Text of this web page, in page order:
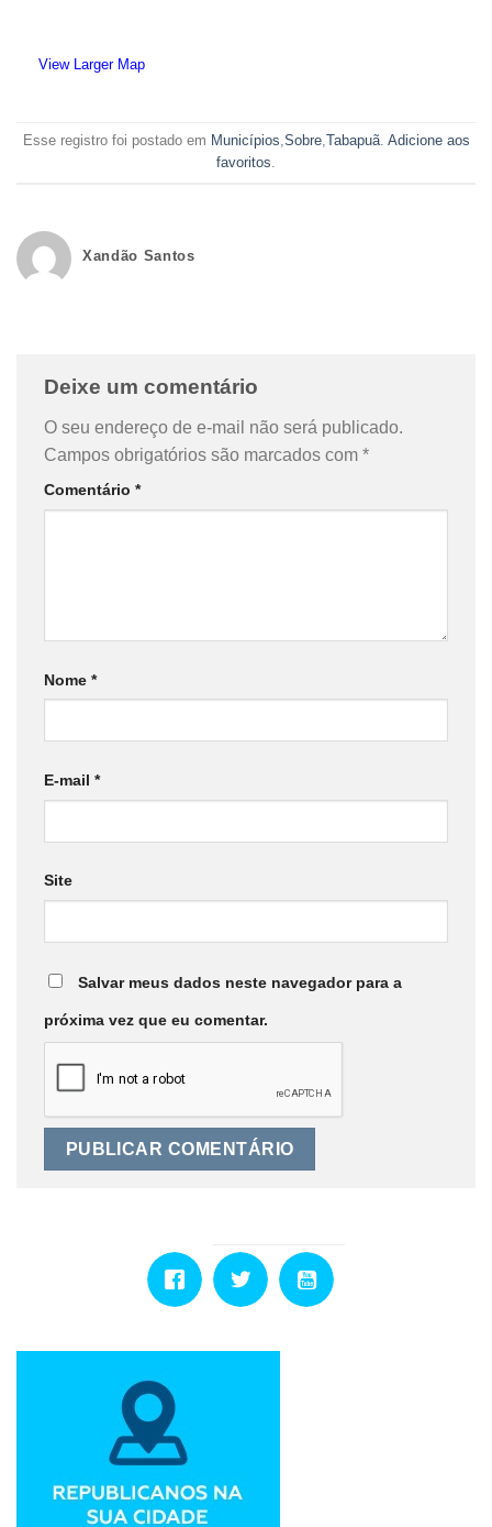
View Larger Map
Esse registro foi postado em Municípios,Sobre,Tabapuã. Adicione aos
favoritos.
Xandão Santos
Deixe um comentário
O seu endereço de e-mail não será publicado.
Campos obrigatórios são marcados com *
Comentário *
Nome *
E-mail *
Site
Salvar meus dados neste navegador para a
próxima vez que eu comentar.